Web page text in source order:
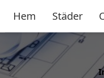
Hem Städer